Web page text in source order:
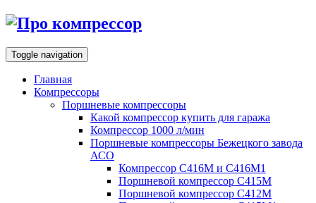
Toggle navigation
Главная
Компрессоры
Поршневые компрессоры
Какой компрессор купить для гаража
Компрессор 1000 л/мин
Поршневые компрессоры Бежецкого завода
АСО
Компрессор С416М и С416М1
Поршневой компрессор С415М
Поршневой компрессор С412М